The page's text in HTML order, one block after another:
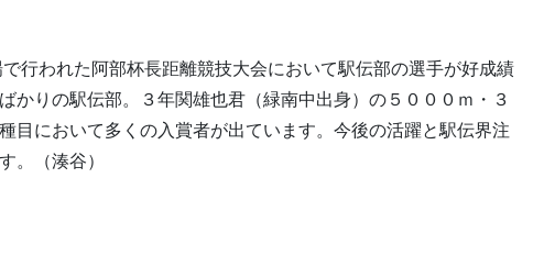
行われた阿部杯長距離競技大会において駅伝部の選手が好成績
かりの駅伝部。３年関雄也君（緑南中出身）の５０００ｍ・３
目において多くの入賞者が出ています。今後の活躍と駅伝界注
。（湊谷）